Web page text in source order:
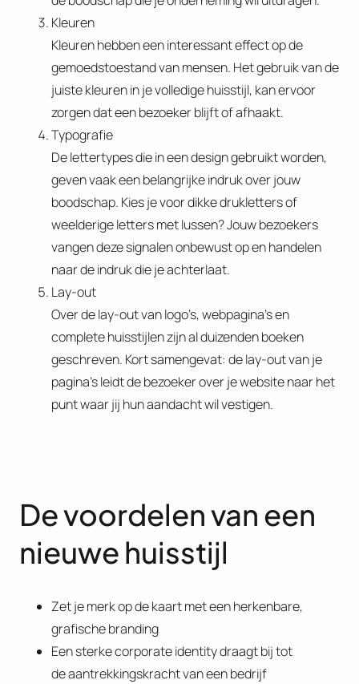
Kleuren
Kleuren hebben een interessant effect op de
gemoedstoestand van mensen. Het gebruik van de
juiste kleuren in je volledige huisstijl, kan ervoor
zorgen dat een bezoeker blijft of afhaakt.
Typografie
De lettertypes die in een design gebruikt worden,
geven vaak een belangrijke indruk over jouw
boodschap. Kies je voor dikke drukletters of
weelderige letters met lussen? Jouw bezoekers
vangen deze signalen onbewust op en handelen
naar de indruk die je achterlaat.
Lay-out
Over de lay-out van logo’s, webpagina’s en
complete huisstijlen zijn al duizenden boeken
geschreven. Kort samengevat: de lay-out van je
pagina’s leidt de bezoeker over je website naar het
punt waar jij hun aandacht wil vestigen.
De voordelen van een
nieuwe huisstijl
Zet je merk op de kaart met een herkenbare,
grafische branding
Een sterke corporate identity draagt bij tot
de aantrekkingskracht van een bedrijf